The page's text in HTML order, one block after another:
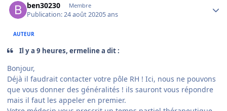
ben30230 Membre
Publication:24 août 20205 ans
AUTEUR
Il y a 9 heures, ermeline a dit :
Bonjour,
Déjà il faudrait contacter votre pôle RH ! Ici, nous ne pouvons
que vous donner des généralités ! ils sauront vous répondre
mais il faut les appeler en premier.